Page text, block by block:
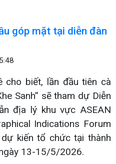
góp mặt tại diễn đàn
biết, lần đầu tiên cà
Sanh” sẽ tham dự Diễn
địa lý khu vực ASEAN
Indications Forum
kiến tổ chức tại thành
13-15/5/2026.